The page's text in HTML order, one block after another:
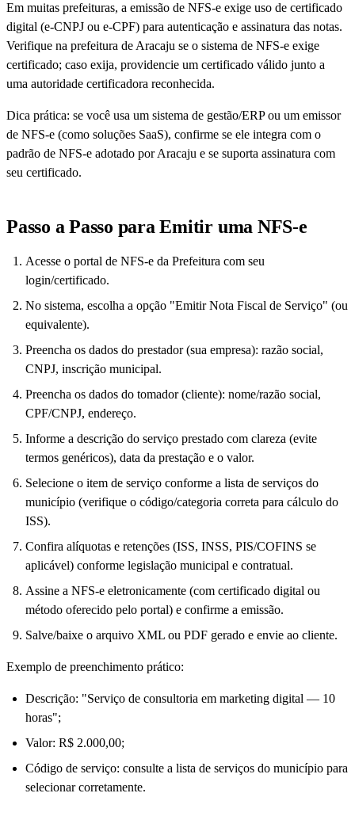
Em muitas prefeituras, a emissão de NFS-e exige uso de certificado
digital (e-CNPJ ou e-CPF) para autenticação e assinatura das notas.
Verifique na prefeitura de Aracaju se o sistema de NFS-e exige
certificado; caso exija, providencie um certificado válido junto a
uma autoridade certificadora reconhecida.
Dica prática: se você usa um sistema de gestão/ERP ou um emissor
de NFS-e (como soluções SaaS), confirme se ele integra com o
padrão de NFS-e adotado por Aracaju e se suporta assinatura com
seu certificado.
Passo a Passo para Emitir uma NFS-e
Acesse o portal de NFS-e da Prefeitura com seu
login/certificado.
No sistema, escolha a opção "Emitir Nota Fiscal de Serviço" (ou
equivalente).
Preencha os dados do prestador (sua empresa): razão social,
CNPJ, inscrição municipal.
Preencha os dados do tomador (cliente): nome/razão social,
CPF/CNPJ, endereço.
Informe a descrição do serviço prestado com clareza (evite
termos genéricos), data da prestação e o valor.
Selecione o item de serviço conforme a lista de serviços do
município (verifique o código/categoria correta para cálculo do
ISS).
Confira alíquotas e retenções (ISS, INSS, PIS/COFINS se
aplicável) conforme legislação municipal e contratual.
Assine a NFS-e eletronicamente (com certificado digital ou
método oferecido pelo portal) e confirme a emissão.
Salve/baixe o arquivo XML ou PDF gerado e envie ao cliente.
Exemplo de preenchimento prático:
Descrição: "Serviço de consultoria em marketing digital — 10
horas";
Valor: R$ 2.000,00;
Código de serviço: consulte a lista de serviços do município para
selecionar corretamente.